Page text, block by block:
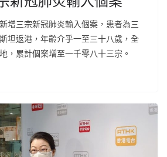
增三宗新冠肺炎輸入個案，患者為三
坦返港，年齡介乎一至三十八歲，全
，累計個案增至一千零八十三宗。